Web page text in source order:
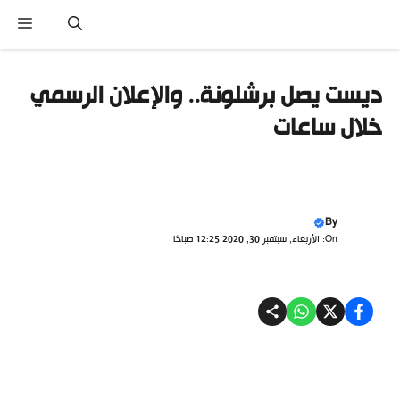
ديست يصل برشلونة.. والإعلان الرسمي
خلال ساعات
By
On: الأربعاء, سبتمبر 30, 2020 12:25 صباحًا